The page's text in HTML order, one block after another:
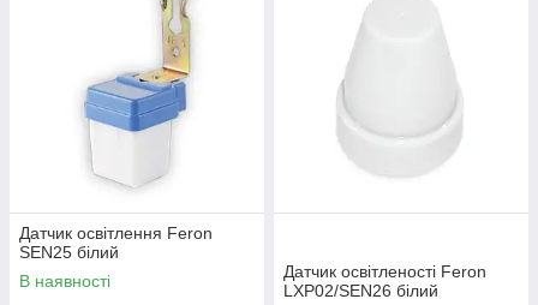
Датчик освітлення Feron
SEN25 білий
В наявності
Датчик освітленості Feron
LXP02/SEN26 білий